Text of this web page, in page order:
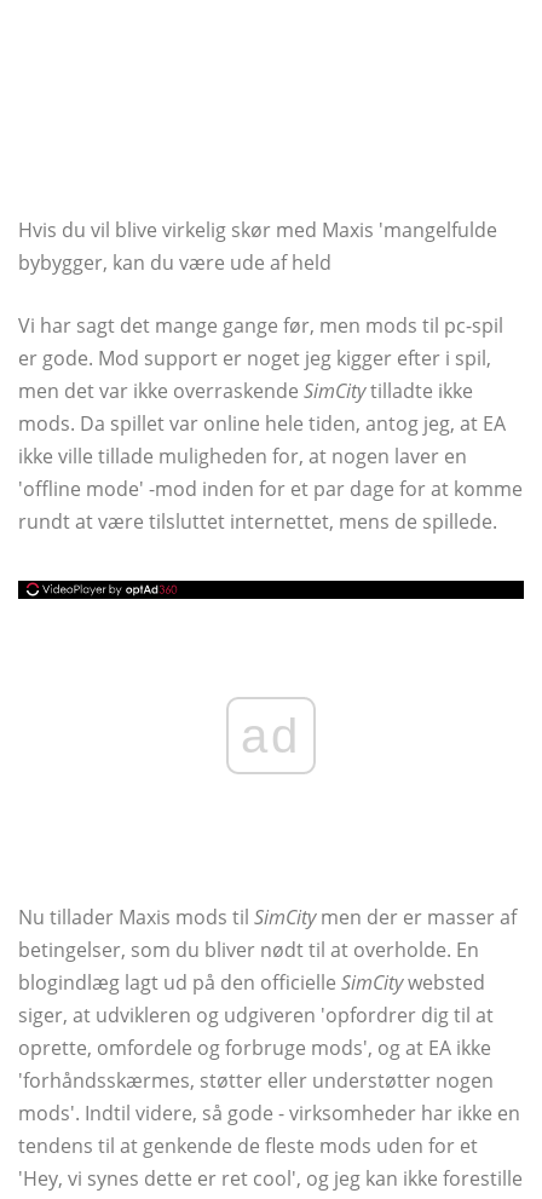
Hvis du vil blive virkelig skør med Maxis 'mangelfulde
bybygger, kan du være ude af held
Vi har sagt det mange gange før, men mods til pc-spil
er gode. Mod support er noget jeg kigger efter i spil,
men det var ikke overraskende SimCitytilladte ikke
mods. Da spillet var online hele tiden, antog jeg, at EA
ikke ville tillade muligheden for, at nogen laver en
'offline mode' -mod inden for et par dage for at komme
rundt at være tilsluttet internettet, mens de spillede.
ad
Nu tillader Maxis mods til SimCitymen der er masser af
betingelser, som du bliver nødt til at overholde. En
blogindlæg lagt ud på den officielle SimCitywebsted
siger, at udvikleren og udgiveren 'opfordrer dig til at
oprette, omfordele og forbruge mods', og at EA ikke
'forhåndsskærmes, støtter eller understøtter nogen
mods'. Indtil videre, så gode - virksomheder har ikke en
tendens til at genkende de fleste mods uden for et
'Hey, vi synes dette er ret cool', og jeg kan ikke forestille